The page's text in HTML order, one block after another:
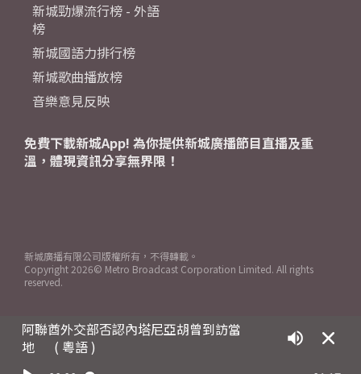
阿聯酋外交部否認內塔尼亞胡曾到訪當
地
( 粵語 )
新城勁爆流行榜 - 外語
榜
新城國語力排行榜
新城歌曲播放榜
音樂意見反映
免費下載新城App! 為你提供新城廣播節目直播及重
溫，體現資訊分享無界限！
新城廣播有限公司版權所有，不得轉載。
Copyright 2026© Metro Broadcast Corporation Limited. All rights
reserved.